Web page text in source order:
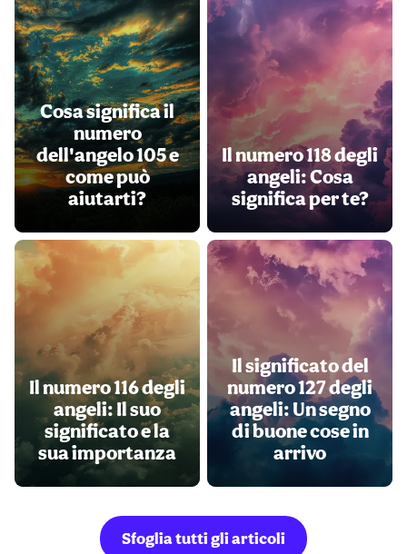
Cosa significa il
numero
dell'angelo 105 e
come può
aiutarti?
Il numero 118 degli
angeli: Cosa
significa per te?
Il numero 116 degli
angeli: Il suo
significato e la
sua importanza
Il significato del
numero 127 degli
angeli: Un segno
di buone cose in
arrivo
Sfoglia tutti gli articoli